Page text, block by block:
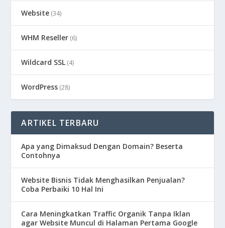
Website (34)
WHM Reseller (6)
Wildcard SSL (4)
WordPress (28)
ARTIKEL TERBARU
Apa yang Dimaksud Dengan Domain? Beserta
Contohnya
Website Bisnis Tidak Menghasilkan Penjualan?
Coba Perbaiki 10 Hal Ini
Cara Meningkatkan Traffic Organik Tanpa Iklan
agar Website Muncul di Halaman Pertama Google